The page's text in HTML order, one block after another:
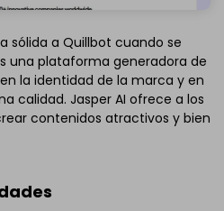
sólida a Quillbot cuando se
una plataforma generadora de
la identidad de la marca y en
calidad. Jasper AI ofrece a los
contenidos atractivos y bien